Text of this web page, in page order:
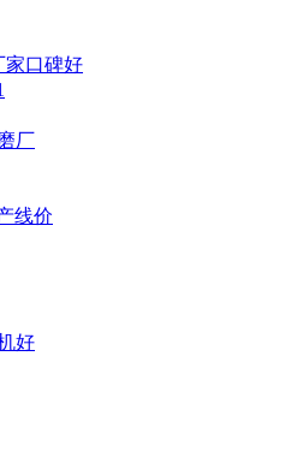
家口碑好
厂
线价
好